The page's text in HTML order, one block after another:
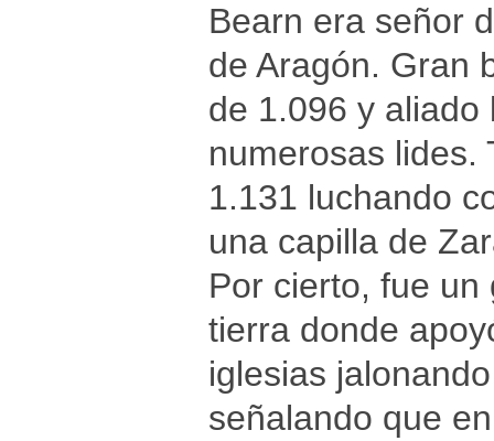
Bearn era señor
de Aragón. Gran
de 1.096 y aliado
numerosas lides.
1.131 luchando
una capilla de
Por cierto, fue
tierra donde
iglesias
señalando que